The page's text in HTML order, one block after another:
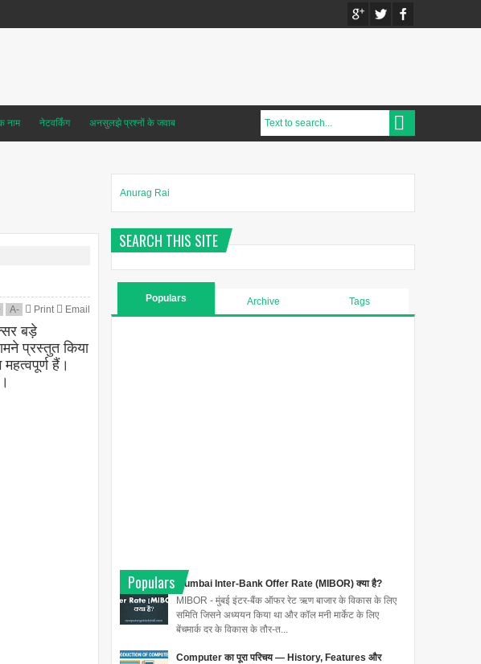
नाम नेटवर्किंग अनसुलझे प्रश्नों के जवाब
A- Print Email
बड़े
प्रस्तुत किया
हैं।
Anurag Rai
SEARCH THIS SITE
Populars Archive Tags
Populars
Mumbai Inter-Bank Offer Rate (MIBOR) क्या है?
MIBOR - मुंबई इंटर-बैंक ऑफर रेट ऋण बाजार के विकास के लिए
समिति जिसने अध्ययन किया था और कॉल मनी मार्केट के लिए
बेंचमार्क दर के विकास के तौर-त...
Computer का पूरा परिचय — History, Features और